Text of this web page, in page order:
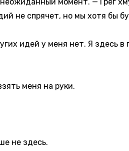
не спрячет, но мы хотя бы
идей у меня нет. Я здесь в
меня на руки.
не здесь.